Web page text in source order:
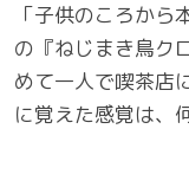
「子供のころか
の『ねじまき鳥ク
めて一人で喫茶店
に覚えた感覚は、